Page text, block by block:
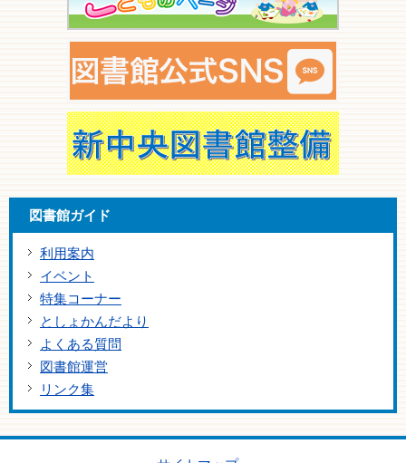
図書館ガイド
利用案内
イベント
特集コーナー
としょかんだより
よくある質問
図書館運営
リンク集